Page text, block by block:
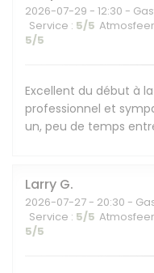
2026-07-29 - 12:30 -
Service : 5/5 Atmosfeer
5/5
Excellent du début à
professionnel et
un, peu de temps
Larry G
2026-07-27 - 20:30 -
Service : 5/5 Atmosfeer
5/5